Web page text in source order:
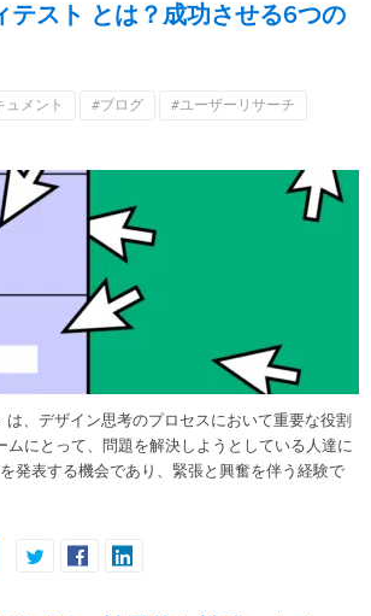
テスト とは？成功させる6つの
ュメント #ブログ
#ユーザーリサーチ
は、デザイン思考のプロセスにおいて重要な役割
ムにとって、問題を解決しようとしている人達に
発表する機会であり、緊張と興奮を伴う経験で